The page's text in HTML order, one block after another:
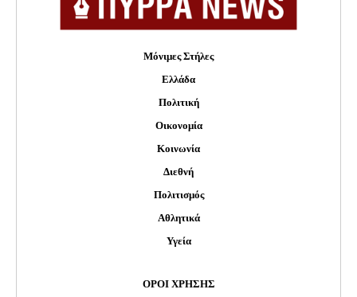
Μόνιμες Στήλες
Ελλάδα
Πολιτική
Οικονομία
Κοινωνία
Διεθνή
Πολιτισμός
Αθλητικά
Υγεία
ΟΡΟΙ ΧΡΗΣΗΣ